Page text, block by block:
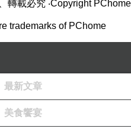
轉載必究 ‧Copyright PChome
trademarks of PChome
最新文章
美食饗宴